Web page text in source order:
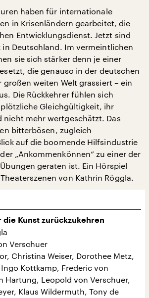
haben für internationale
in Krisenländern gearbeitet, die
Entwicklungsdienst. Jetzt sind
in Deutschland. Im vermeintlichen
sie sich stärker denn je einer
die genauso in der deutschen
großen weiten Welt grassiert – ein
Die Rückkehrer fühlen sich
Gleichgültigkeit, ihr
nicht mehr wertgeschätzt. Das
bitterbösen, zugleich
auf die boomende Hilfsindustrie
„Ankommenkönnen“ zu einer der
geraten ist. Ein Hörspiel
von Kathrin Röggla.
die Kunst zurückzukehren
Verschuer
Christina Weiser, Dorothee Metz,
Kottkamp, Frederic von
Hartung, Leopold von Verschuer,
Klaus Wildermuth, Tony de